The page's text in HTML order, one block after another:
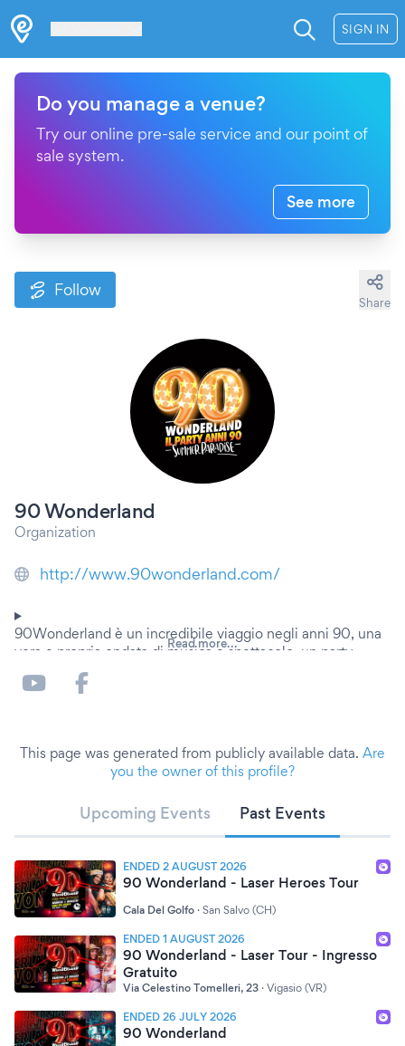
SIGN IN
Do you manage a venue?
Try our online pre-sale service and our point of
sale system.
See more
Follow
Share
90 Wonderland
Organization
http://www.90wonderland.com/
90Wonderland è un incredibile viaggio negli anni 90, una
vera e propria ondata di musica e spettacolo, un party
unico nel suo genere che vi farà rivivere quello che è stato
il mito di un decennio glorioso.
classifiche mondiali.
La fantastica animazione, le coreografie del corpo di ballo,
personaggi degli anni 90 vi trascineranno in un saliscendi
di emozioni da vivere dal primo all'ultimo disco. A
una super video sigla che vi farà letteralmente impazzire.
Una volta entrati in 90 WONDERLAND non vi resta che
chiudere gli occhi, aprire il cuore e rivivere solo i vostri
ricordi migliori!
Read more...
This page was generated from publicly available data. Are
you the owner of this profile?
Upcoming Events Past Events
ENDED 2 AUGUST 2026
90 Wonderland - Laser Heroes Tour
Cala Del Golfo · San Salvo (CH)
ENDED 1 AUGUST 2026
90 Wonderland - Laser Tour - Ingresso
Gratuito
Via Celestino Tomelleri, 23 · Vigasio (VR)
ENDED 26 JULY 2026
90 Wonderland